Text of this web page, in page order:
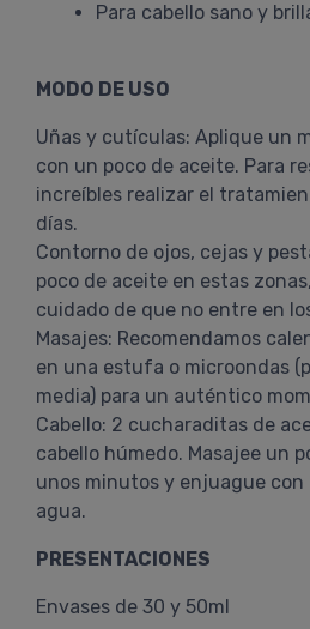
Para cabello sano y
MODO DE USO
Uñas y cutículas: Aplique un
con un poco de aceite. Para
increíbles realizar el
días.
Contorno de ojos, cejas y
poco de aceite en estas
cuidado de que no entre en
Masajes: Recomendamos
en una estufa o microondas
media) para un auténtico
Cabello: 2 cucharaditas de
cabello húmedo. Masajee un
unos minutos y enjuague
agua.
PRESENTACIONES
Envases de 30 y 50ml